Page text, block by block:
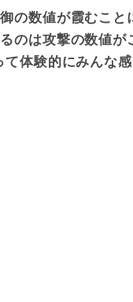
の数値が霞むこと
のは攻撃の数値
体験的にみんな